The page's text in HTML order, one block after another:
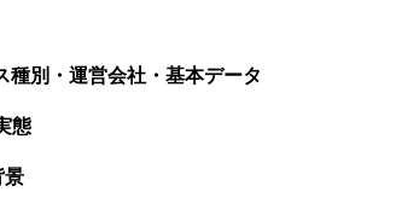
種別・運営会社・基本データ
態
景